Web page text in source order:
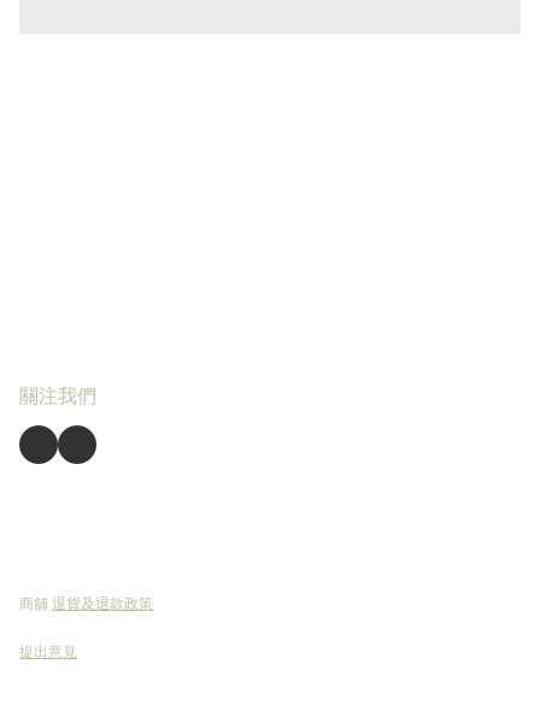
關注我們
商舖 退貨及退款政策
提出意見